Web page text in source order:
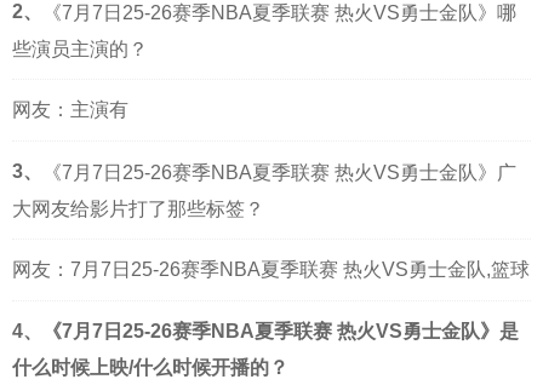
2、
《7月7日25-26赛季NBA夏季联赛 热火VS勇士金队》哪
些演员主演的？
网友：主演有
3、
《7月7日25-26赛季NBA夏季联赛 热火VS勇士金队》广
大网友给影片打了那些标签？
网友：7月7日25-26赛季NBA夏季联赛 热火VS勇士金队,篮球
4、《7月7日25-26赛季NBA夏季联赛 热火VS勇士金队》是
什么时候上映/什么时候开播的？